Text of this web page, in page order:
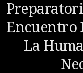
Encuentro
La